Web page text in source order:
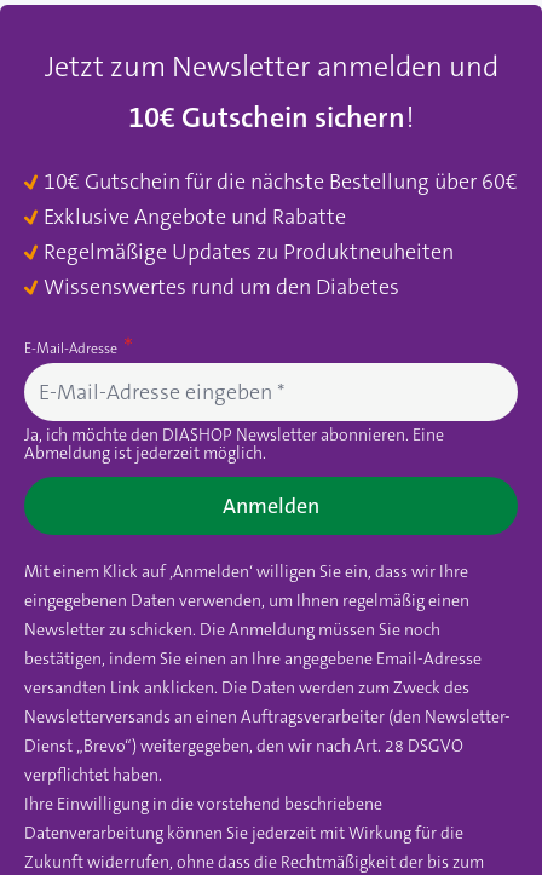
Jetzt zum Newsletter anmelden und
10€ Gutschein sichern!
10€ Gutschein für die nächste Bestellung über 60€
Exklusive Angebote und Rabatte
Regelmäßige Updates zu Produktneuheiten
Wissenswertes rund um den Diabetes
E-Mail-Adresse
Ja, ich möchte den DIASHOP Newsletter abonnieren. Eine
Abmeldung ist jederzeit möglich.
Anmelden
Mit einem Klick auf ‚Anmelden‘ willigen Sie ein, dass wir Ihre
eingegebenen Daten verwenden, um Ihnen regelmäßig einen
Newsletter zu schicken. Die Anmeldung müssen Sie noch
bestätigen, indem Sie einen an Ihre angegebene Email-Adresse
versandten Link anklicken. Die Daten werden zum Zweck des
Newsletterversands an einen Auftragsverarbeiter (den Newsletter-
Dienst „Brevo“) weitergegeben, den wir nach Art. 28 DSGVO
verpflichtet haben.
Ihre Einwilligung in die vorstehend beschriebene
Datenverarbeitung können Sie jederzeit mit Wirkung für die
Zukunft widerrufen, ohne dass die Rechtmäßigkeit der bis zum